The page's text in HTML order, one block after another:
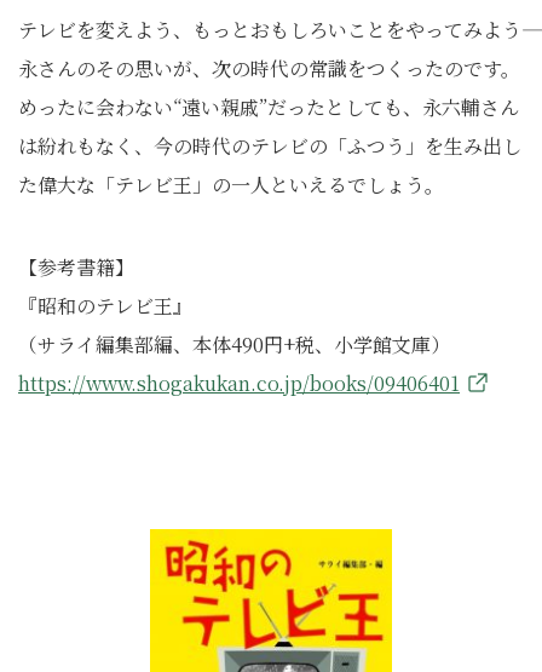
テレビを変えよう、もっとおもしろいことをやってみよう――
永さんのその思いが、次の時代の常識をつくったのです。
めったに会わない“遠い親戚”だったとしても、永六輔さん
は紛れもなく、今の時代のテレビの「ふつう」を生み出し
た偉大な「テレビ王」の一人といえるでしょう。
【参考書籍】
『昭和のテレビ王』
（サライ編集部編、本体490円+税、小学館文庫）
https://www.shogakukan.co.jp/books/09406401